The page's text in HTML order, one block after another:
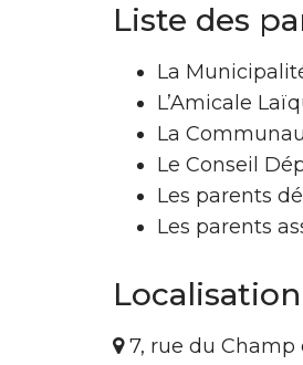
Liste des
La
L’Amicale
La
Le Conseil
Les parents
Les parents
Localisation
7, rue du Champ